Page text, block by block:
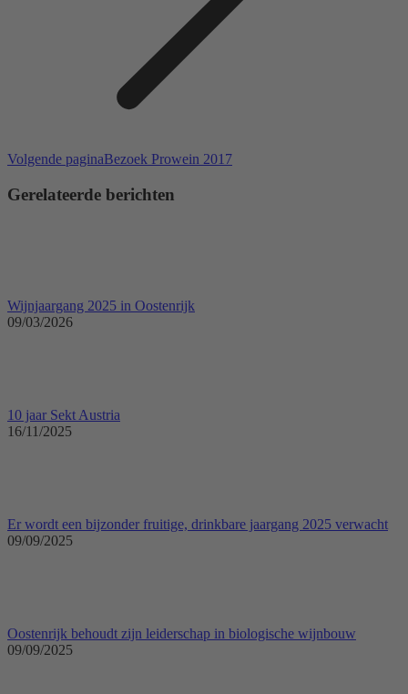
Volgende paginaVolgende
Bezoek Prowein 2017
Gerelateerde berichten
Wijnjaargang 2025 in Oostenrijk
09/03/2026
10 jaar Sekt Austria
16/11/2025
Er wordt een bijzonder fruitige, drinkbare jaargang 2025 verwacht
09/09/2025
Oostenrijk behoudt zijn leiderschap in biologische wijnbouw
09/09/2025